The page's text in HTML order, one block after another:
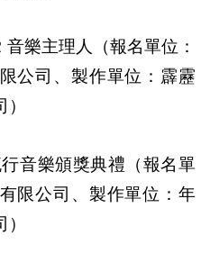
樂主理人（報名單位：
公司、製作單位：霹靂
音樂頒獎典禮（報名單
限公司、製作單位：年